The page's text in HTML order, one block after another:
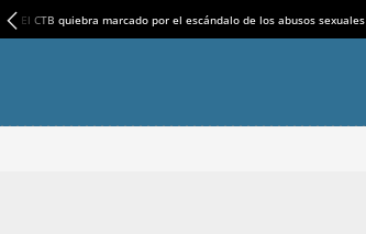
El CTB quiebra marcado por el escándalo de los abusos sexuales